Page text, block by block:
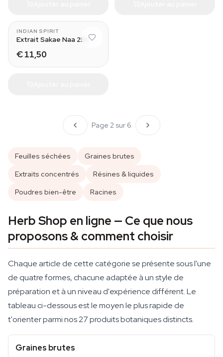
INDIAN SPIRIT
Extrait Sakae Naa 25x
€ 11,50
Page 2 sur 6
Feuilles séchées
Graines brutes
Extraits concentrés
Résines & liquides
Poudres bien-être
Racines
Herb Shop en ligne — Ce que nous
proposons & comment choisir
Chaque article de cette catégorie se présente sous l'une
de quatre formes, chacune adaptée à un style de
préparation et à un niveau d'expérience différent. Le
tableau ci-dessous est le moyen le plus rapide de
t'orienter parmi nos 27 produits botaniques distincts.
Graines brutes